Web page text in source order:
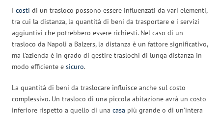
I costi di un trasloco possono essere influenzati da vari elementi,
tra cui la distanza, la quantità di beni da trasportare e i servizi
aggiuntivi che potrebbero essere richiesti. Nel caso di un
trasloco da Napoli a Balzers, la distanza è un fattore significativo,
ma l’azienda è in grado di gestire traslochi di lunga distanza in
modo efficiente e sicuro.
La quantità di beni da traslocare influisce anche sul costo
complessivo. Un trasloco di una piccola abitazione avrà un costo
inferiore rispetto a quello di una casa più grande o di un’intera